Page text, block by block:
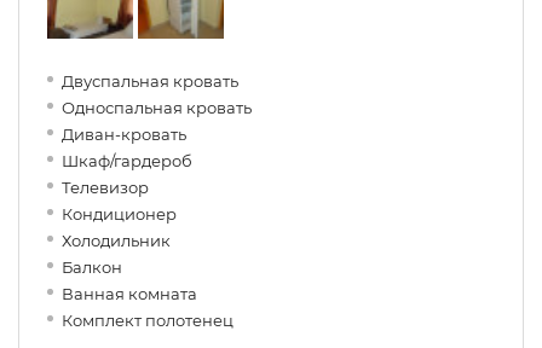
Двуспальная кровать
Односпальная кровать
Диван-кровать
Шкаф/гардероб
Телевизор
Кондиционер
Холодильник
Балкон
Ванная комната
Комплект полотенец